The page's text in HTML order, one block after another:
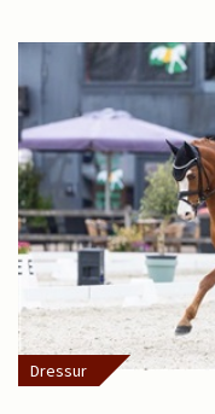
Dressur